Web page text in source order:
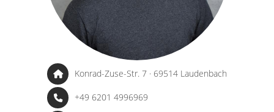
Konrad-Zuse-Str. 7 · 69514 Laudenbach
+49 6201 4996969